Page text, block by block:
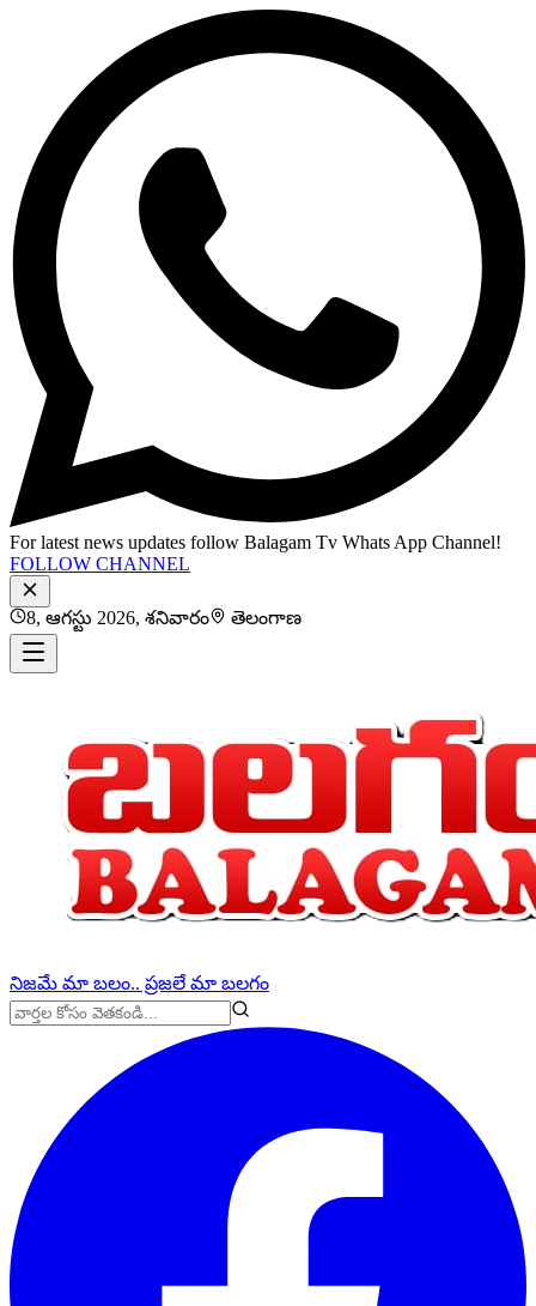
For latest news updates follow Balagam Tv Whats App Channel!
FOLLOW CHANNEL
8, ఆగస్టు 2026, శనివారం తెలంగాణ
నిజమే మా బలం.. ప్రజలే మా బలగం